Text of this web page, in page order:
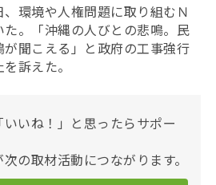
環境や人権問題に取り組むＮ
。「沖縄の人びとの悲鳴。民
聞こえる」と政府の工事強行
訴えた。
いね！」と思ったらサポー
の取材活動につながります。